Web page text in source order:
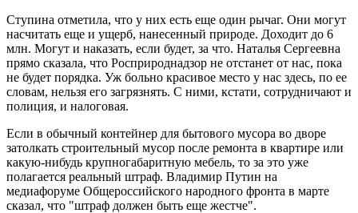
Ступина отметила, что у них есть еще один рычаг. Они могут
насчитать еще и ущерб, нанесенный природе. Доходит до 6
млн. Могут и наказать, если будет, за что. Наталья Сергеевна
прямо сказала, что Росприроднадзор не отстанет от нас, пока
не будет порядка. Уж больно красивое место у нас здесь, по ее
словам, нельзя его загрязнять. С ними, кстати, сотрудничают и
полиция, и налоговая.
Если в обычный контейнер для бытового мусора во дворе
затолкать строительный мусор после ремонта в квартире или
какую-нибудь крупногабаритную мебель, то за это уже
полагается реальный штраф. Владимир Путин на
медиафоруме Общероссийского народного фронта в марте
сказал, что "штраф должен быть еще жестче".